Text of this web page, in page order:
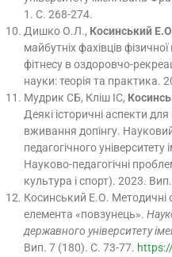
1. С. 268-274.
Дишко О.Л., Косинський
майбутніх фахівців
фітнесу в оздоровчо-
науки: теорія та практика.
Мудрик СБ, Кліш ІС,
Деякі історичні аспекти
вживання допінгу.
педагогічного
Науково-педагогічні
культура і спорт). 2023.
Косинський Е.О. Методичні
елемента «повзунець».
державного університету
Вип. 7 (180). С. 73-77.